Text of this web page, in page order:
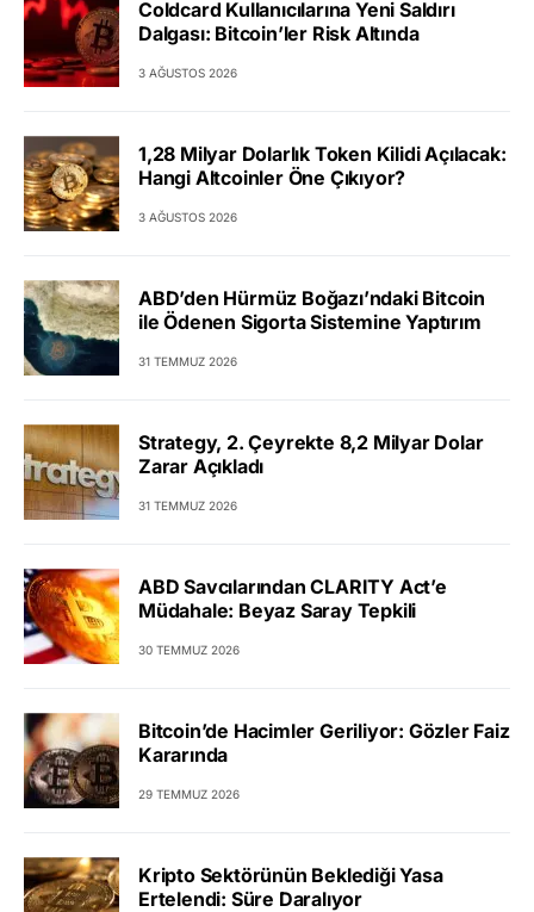
Coldcard Kullanıcılarına Yeni Saldırı
Dalgası: Bitcoin’ler Risk Altında
3 AĞUSTOS 2026
1,28 Milyar Dolarlık Token Kilidi Açılacak:
Hangi Altcoinler Öne Çıkıyor?
3 AĞUSTOS 2026
ABD’den Hürmüz Boğazı’ndaki Bitcoin
ile Ödenen Sigorta Sistemine Yaptırım
31 TEMMUZ 2026
Strategy, 2. Çeyrekte 8,2 Milyar Dolar
Zarar Açıkladı
31 TEMMUZ 2026
ABD Savcılarından CLARITY Act’e
Müdahale: Beyaz Saray Tepkili
30 TEMMUZ 2026
Bitcoin’de Hacimler Geriliyor: Gözler Faiz
Kararında
29 TEMMUZ 2026
Kripto Sektörünün Beklediği Yasa
Ertelendi: Süre Daralıyor